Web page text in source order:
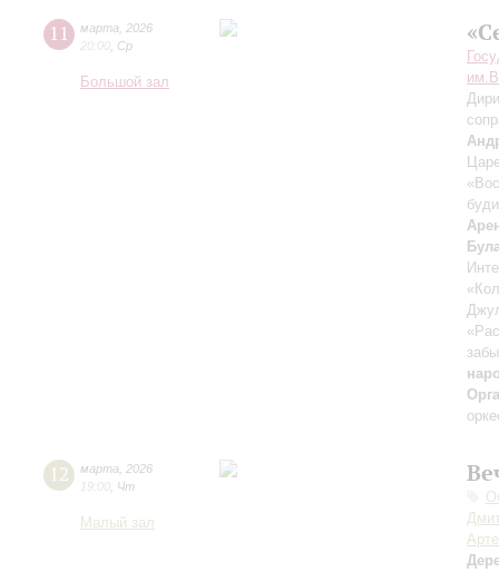
11 марта
2026
20:00 Ср
Большой зал
12 марта
2026
19:00 Чт
Малый зал